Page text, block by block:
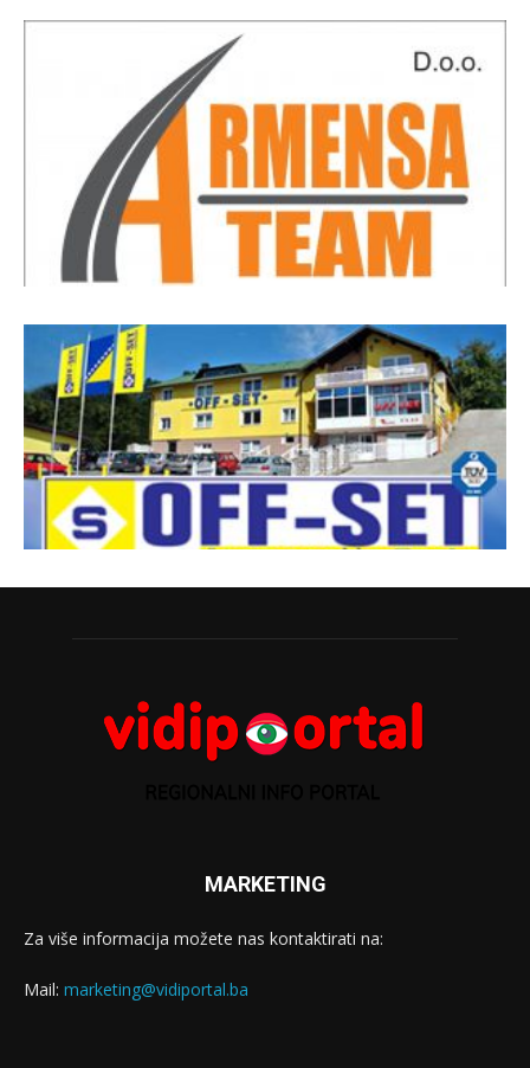
MARKETING
Za više informacija možete nas kontaktirati na:
Mail: marketing@vidiportal.ba